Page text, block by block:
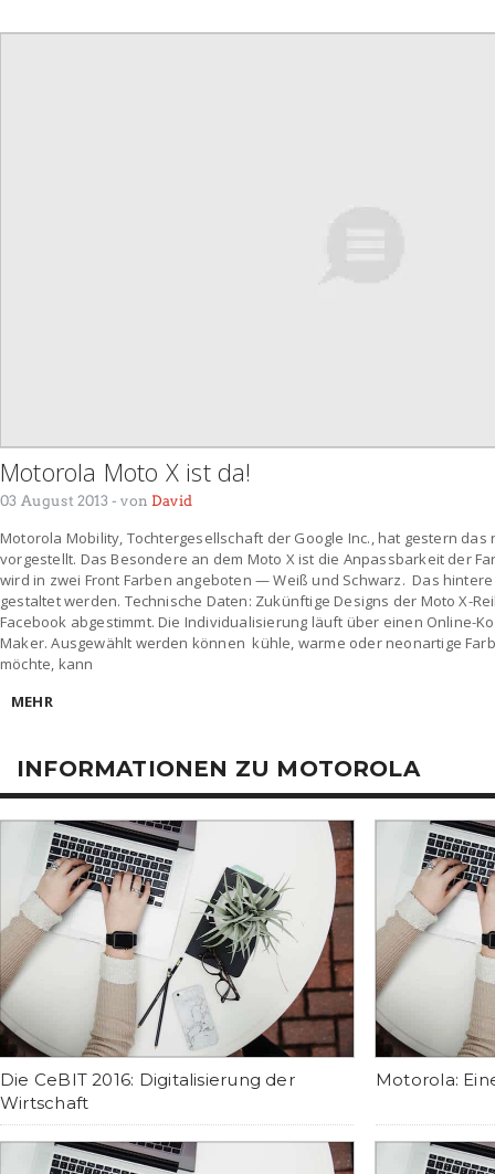
Motorola Moto X ist da!
03 August 2013 - von David
Motorola Mobility, Tochtergesellschaft der Google Inc., hat gestern
vorgestellt. Das Besondere an dem Moto X ist die Anpassbarkeit der
wird in zwei Front Farben angeboten — Weiß und Schwarz. Das
gestaltet werden. Technische Daten: Zukünftige Designs der Moto X-
Facebook abgestimmt. Die Individualisierung läuft über einen Online-
Maker. Ausgewählt werden können kühle, warme oder neonartige
möchte, kann
MEHR
INFORMATIONEN ZU MOTOROLA
Die CeBIT 2016: Digitalisierung der
Wirtschaft
Motorola: